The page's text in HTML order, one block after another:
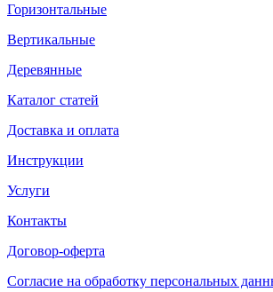
Горизонтальные
Вертикальные
Деревянные
Каталог статей
Доставка и оплата
Инструкции
Услуги
Контакты
Договор-оферта
Согласие на обработку персональных